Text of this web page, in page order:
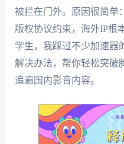
被拦在门外。原因很简单
版权协议约束，海外IP根
学生，我踩过不少加速器
解决办法，帮你轻松突破
追遍国内影音内容。